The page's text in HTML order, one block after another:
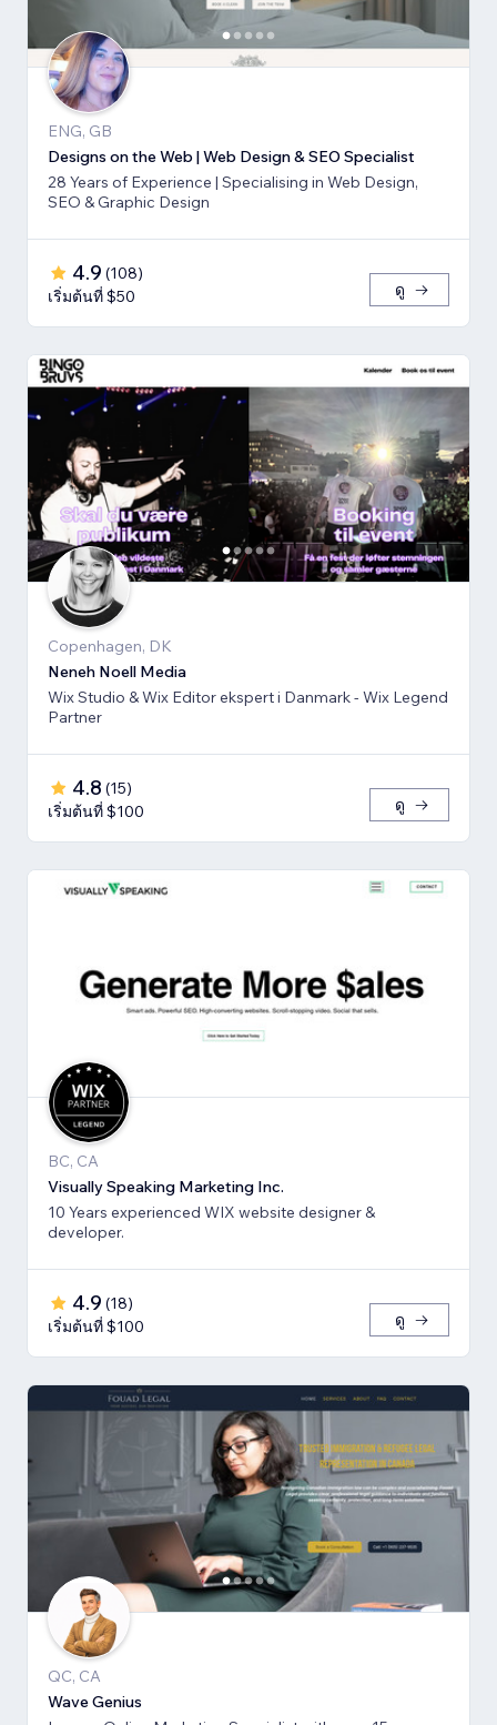
ENG, GB
Designs on the Web | Web Design & SEO Specialist
28 Years of Experience | Specialising in Web Design,
SEO & Graphic Design
4.9 (108)
เริ่มต้นที่ $50
ดู
Copenhagen, DK
Neneh Noell Media
Wix Studio & Wix Editor ekspert i Danmark - Wix Legend
Partner
4.8 (15)
เริ่มต้นที่ $100
ดู
BC, CA
Visually Speaking Marketing Inc.
10 Years experienced WIX website designer &
developer.
4.9 (18)
เริ่มต้นที่ $100
ดู
QC, CA
Wave Genius